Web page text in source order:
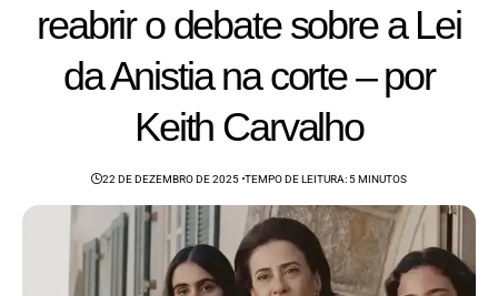
reabrir o debate sobre a Lei
da Anistia na corte – por
Keith Carvalho
22 DE DEZEMBRO DE 2025 TEMPO DE LEITURA: 5 MINUTOS